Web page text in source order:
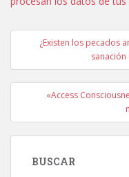
Navegación
entradas
¿Existen los pecados
«Access
BUSCAR